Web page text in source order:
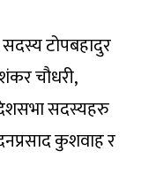
टोपबहादुर
चौधरी,
सदस्यहरु
कुशवाह र